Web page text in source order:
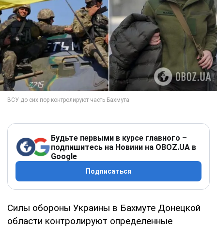
Будьте первыми в курсе главного –
подпишитесь на Новини на OBOZ.UA в
Google
Подписаться
Силы обороны Украины в Бахмуте Донецкой
области контролируют определенные